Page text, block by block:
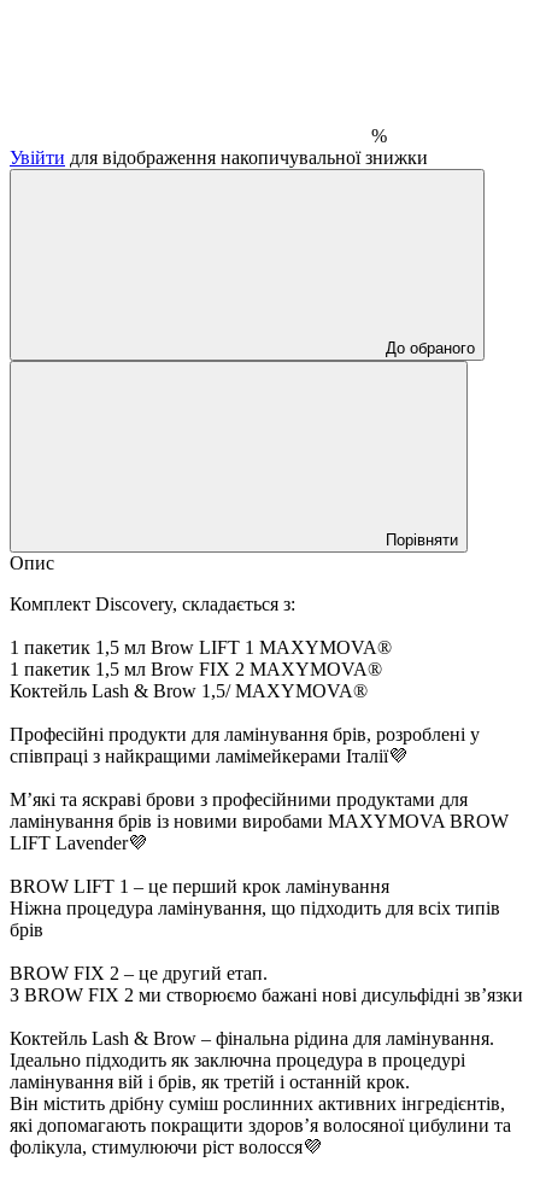
%
Увійти для відображення накопичувальної знижки
До обраного
Порівняти
Опис
Комплект Discovery, складається з:
1 пакетик 1,5 мл Brow LIFT 1 MAXYMOVA®
1 пакетик 1,5 мл Brow FIX 2 MAXYMOVA®
Коктейль Lash & Brow 1,5/ MAXYMOVA®
Професійні продукти для ламінування брів, розроблені у
співпраці з найкращими ламімейкерами Італії💜
М’які та яскраві брови з професійними продуктами для
ламінування брів із новими виробами MAXYMOVA BROW
LIFT Lavender💜
BROW LIFT 1 – це перший крок ламінування
Ніжна процедура ламінування, що підходить для всіх типів
брів
BROW FIX 2 – це другий етап.
З BROW FIX 2 ми створюємо бажані нові дисульфідні зв’язки
Коктейль Lash & Brow – фінальна рідина для ламінування.
Ідеально підходить як заключна процедура в процедурі
ламінування вій і брів, як третій і останній крок.
Він містить дрібну суміш рослинних активних інгредієнтів,
які допомагають покращити здоров’я волосяної цибулини та
фолікула, стимулюючи ріст волосся💜